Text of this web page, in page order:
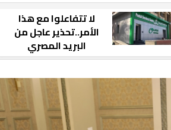
لا تتفاعلوا مع هذا
الأمر..تحذير عاجل من
البريد المصري